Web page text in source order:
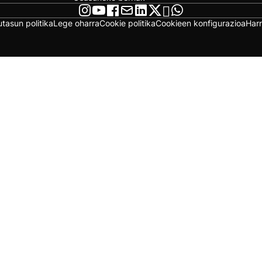
politikaLege oharraCookie politikaCookieen konfigurazioa